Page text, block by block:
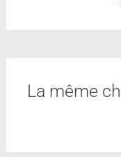
La même